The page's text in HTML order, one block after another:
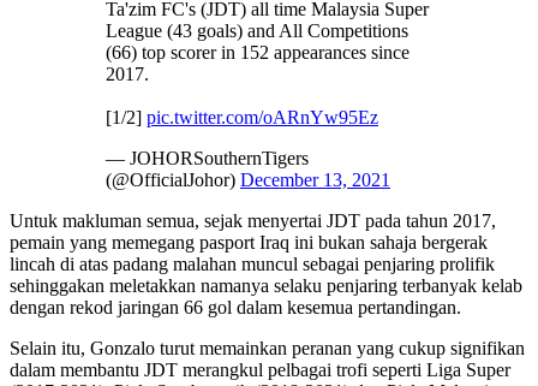
Ta'zim FC's (JDT) all time Malaysia Super
League (43 goals) and All Competitions
(66) top scorer in 152 appearances since
2017.
[1/2] pic.twitter.com/oARnYw95Ez
— JOHORSouthernTigers
(@OfficialJohor) December 13, 2021
Untuk makluman semua, sejak menyertai JDT pada tahun 2017,
pemain yang memegang pasport Iraq ini bukan sahaja bergerak
lincah di atas padang malahan muncul sebagai penjaring prolifik
sehinggakan meletakkan namanya selaku penjaring terbanyak kelab
dengan rekod jaringan 66 gol dalam kesemua pertandingan.
Selain itu, Gonzalo turut memainkan peranan yang cukup signifikan
dalam membantu JDT merangkul pelbagai trofi seperti Liga Super